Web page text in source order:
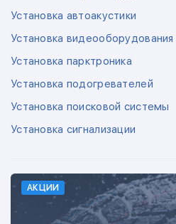
Установка автоакустики
Установка видеооборудования
Установка парктроника
Установка подогревателей
Установка поисковой системы
Установка сигнализации
АКЦИИ